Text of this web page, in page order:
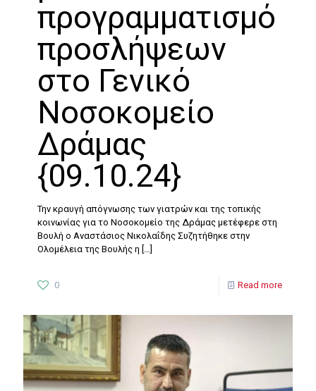
προγραμματισμό
προσλήψεων
στο Γενικό
Νοσοκομείο
Δράμας
{09.10.24}
Την κραυγή απόγνωσης των γιατρών και της τοπικής
κοινωνίας για το Νοσοκομείο της Δράμας μετέφερε στη
Βουλή ο Αναστάσιος Νικολαΐδης Συζητήθηκε στην
Ολομέλεια της Βουλής η […]
0 Read more